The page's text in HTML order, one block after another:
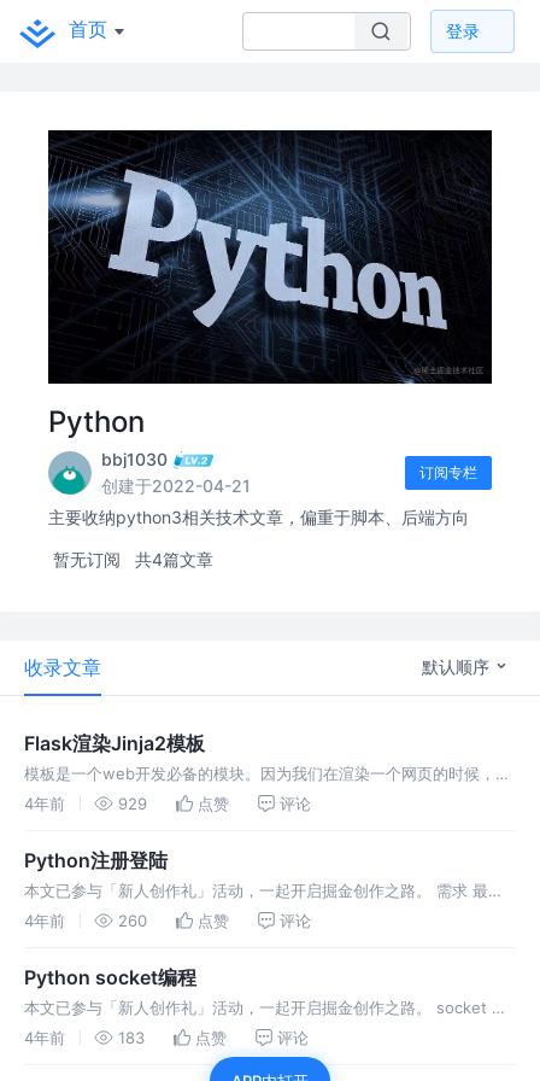
首页 登录
Python
bbj1030
创建于2022-04-21
订阅专栏
主要收纳python3相关技术文章，偏重于脚本、后端方向
暂无订阅 共4篇文章
收录文章 默认顺序
Flask渲染Jinja2模板
模板是一个web开发必备的模块。因为我们在渲染一个网页的时候，并
不是只渲染一个纯文本字符串，而是需要渲染一个有富文本标签的页
4年前 929 点赞 评论
Python注册登陆
本文已参与「新人创作礼」活动，一起开启掘金创作之路。 需求 最近
用控制台模拟了一个简单版本的注册登陆案例，用户信息保存在了文件
求：
4年前 260 点赞 评论
Python socket编程
本文已参与「新人创作礼」活动，一起开启掘金创作之路。 socket 回
顾一下五层通讯流程 但实际上从传输层开始以及以下，都是操作系统帮
咱们完成的，下面的各种包头封装的过程 Socket又称为套接字，它
4年前 183 点赞 评论